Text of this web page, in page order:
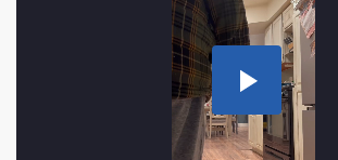
Play
Video